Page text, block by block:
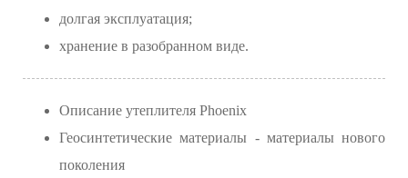
долгая эксплуатация;
хранение в разобранном виде.
Описание утеплителя Phoenix
Геосинтетические материалы - материалы нового
поколения